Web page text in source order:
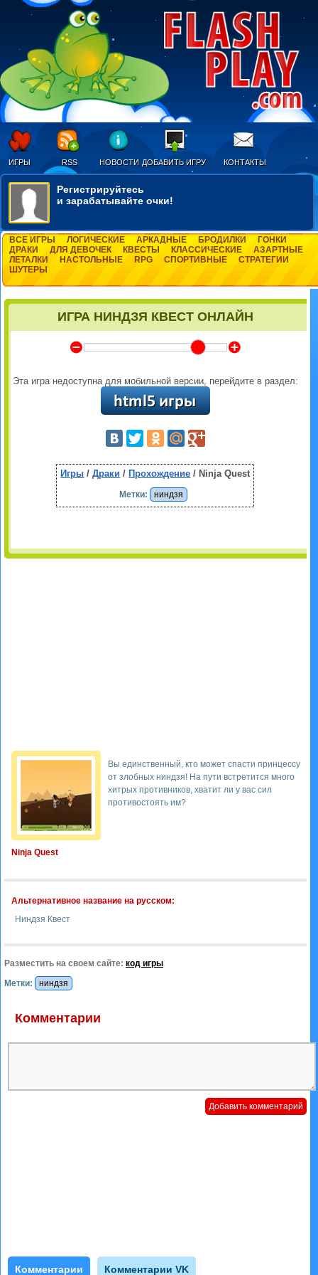
ИГРЫ RSS НОВОСТИ ДОБАВИТЬ ИГРУ КОНТАКТЫ
Регистрируйтесь
и зарабатывайте очки!
ВСЕ ИГРЫ ЛОГИЧЕСКИЕ АРКАДНЫЕ БРОДИЛКИ
ГОНКИ
ДРАКИ
ДЛЯ ДЕВОЧЕК КВЕСТЫ КЛАССИЧЕСКИЕ
АЗАРТНЫЕ
ЛЕТАЛКИ
НАСТОЛЬНЫЕ RPG СПОРТИВНЫЕ
СТРАТЕГИИ
ШУТЕРЫ
ИГРА НИНДЗЯ КВЕСТ ОНЛАЙН
Y Z
Эта игра недоступна для мобильной версии, перейдите в раздел:
Игры /Драки / Прохождение / Ninja Quest
Метки: ниндзя
Ninja Quest
Вы единственный, кто может спасти принцессу
от злобных ниндзя! На пути встретится много
хитрых противников, хватит ли у вас сил
противостоять им?
Альтернативное название на русском:
Ниндзя Квест
Разместить на своем сайте: код игры
Метки:
ниндзя
Комментарии
Комментарии Комментарии VK